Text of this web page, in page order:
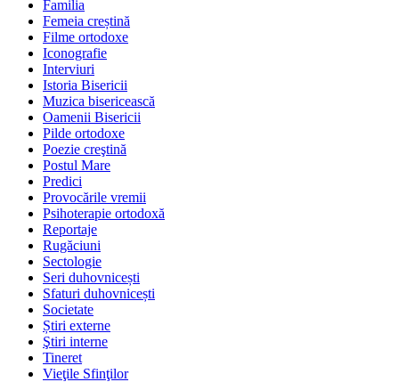
Familia
Femeia creștină
Filme ortodoxe
Iconografie
Interviuri
Istoria Bisericii
Muzica bisericească
Oamenii Bisericii
Pilde ortodoxe
Poezie creştină
Postul Mare
Predici
Provocările vremii
Psihoterapie ortodoxă
Reportaje
Rugăciuni
Sectologie
Seri duhovnicești
Sfaturi duhovnicești
Societate
Știri externe
Ştiri interne
Tineret
Vieţile Sfinţilor